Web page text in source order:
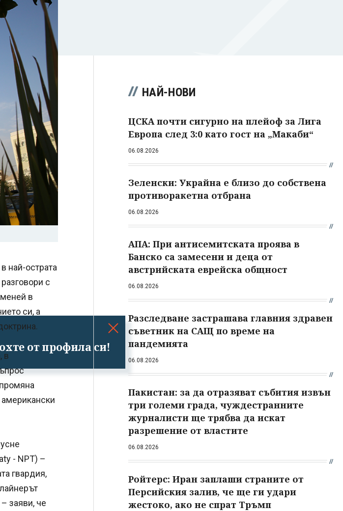
от профила си!
най-острата
с
в
си, а
в
- NPT) –
гвардия,
заяви, че
НАЙ-НОВИ
ЦСКА почти сигурно на плейоф за Лига
Европа след 3:0 като гост на „Макаби“
06.08.2026
Зеленски: Украйна е близо до собствена
противоракетна отбрана
06.08.2026
АПА: При антисемитската проява в
Банско са замесени и деца от
австрийската еврейска общност
06.08.2026
Разследване застрашава главния здравен
съветник на САЩ по време на
пандемията
06.08.2026
Пакистан: за да отразяват събития извън
три големи града, чуждестранните
журналисти ще трябва да искат
разрешение от властите
06.08.2026
Ройтерс: Иран заплаши страните от
Персийския залив, че ще ги удари
жестоко, ако не спрат Тръмп